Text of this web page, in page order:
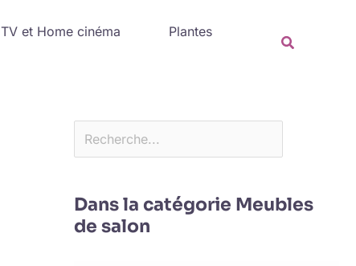
TV et Home cinéma
Plantes
Dans la catégorie Meubles
de salon